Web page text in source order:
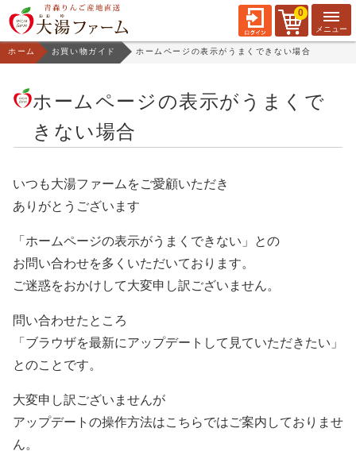
0
ホーム お買い物ガイド ホームページの表示がうまくできない場合
ホームページの表示がうまくで
きない場合
いつも大湯ファームをご愛顧いただき
ありがとうございます
「ホームページの表示がうまくできない」との
お問い合わせを多くいただいております。
ご迷惑をおかけして大変申し訳ございません。
問い合わせたところ
「ブラウザを最新にアップデートして見ていただきたい」
とのことです。
大変申し訳ございませんが
アップデートの操作方法はこちらではご案内しておりませ
ん。